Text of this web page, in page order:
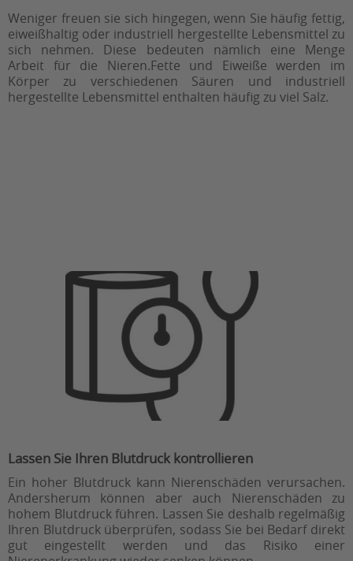
Weniger freuen sie sich hingegen, wenn Sie häufig fettig,
eiweißhaltig oder industriell hergestellte Lebensmittel zu
sich nehmen. Diese bedeuten nämlich eine Menge
Arbeit für die Nieren.Fette und Eiweiße werden im
Körper zu verschiedenen Säuren und industriell
hergestellte Lebensmittel enthalten häufig zu viel Salz.
Lassen Sie Ihren Blutdruck kontrollieren
Ein hoher Blutdruck kann Nierenschäden verursachen.
Andersherum können aber auch Nierenschäden zu
hohem Blutdruck führen. Lassen Sie deshalb regelmäßig
Ihren Blutdruck überprüfen, sodass Sie bei Bedarf direkt
gut eingestellt werden und das Risiko einer